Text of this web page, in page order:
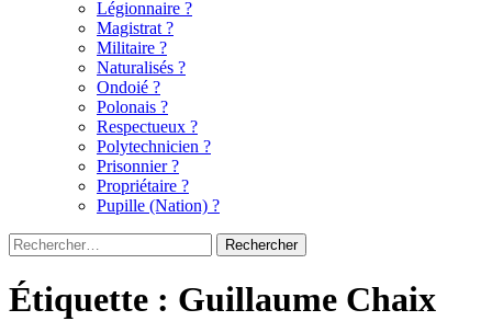
Légionnaire ?
Magistrat ?
Militaire ?
Naturalisés ?
Ondoié ?
Polonais ?
Respectueux ?
Polytechnicien ?
Prisonnier ?
Propriétaire ?
Pupille (Nation) ?
Rechercher :
Étiquette : Guillaume Chaix